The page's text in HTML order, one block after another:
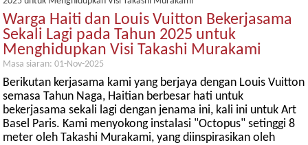
Warga Haiti dan Louis Vuitton Bekerjasama
Sekali Lagi pada Tahun 2025 untuk
Menghidupkan Visi Takashi Murakami
Masa siaran: 01-Nov-2025
Berikutan kerjasama kami yang berjaya dengan Louis Vuitton
semasa Tahun Naga, Haitian berbesar hati untuk
bekerjasama sekali lagi dengan jenama ini, kali ini untuk Art
Basel Paris. Kami menyokong instalasi "Octopus" setinggi 8
meter oleh Takashi Murakami, yang diinspirasikan oleh